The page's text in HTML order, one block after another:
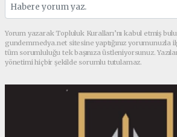
Yorum yazarak Topluluk Kuralları’nı kabul etmiş
gundemmedya.net sitesine yaptığınız yorumunuzla
tüm sorumluluğu tek başınıza üstleniyorsunuz.
yönetimi hiçbir şekilde sorumlu tutulamaz.